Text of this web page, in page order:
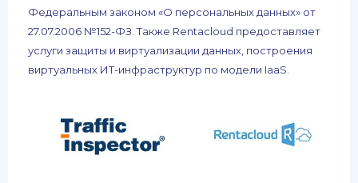
Федеральным законом «О персональных данных» от
27.07.2006 №152-ФЗ. Также Rentacloud предоставляет
услуги защиты и виртуализации данных, построения
виртуальных ИТ-инфраструктур по модели IaaS.